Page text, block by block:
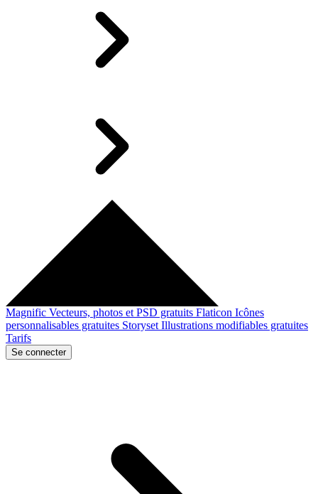
Magnific Vecteurs, photos et PSD gratuits Flaticon Icônes
personnalisables gratuites Storyset Illustrations modifiables gratuites
Tarifs
Se connecter